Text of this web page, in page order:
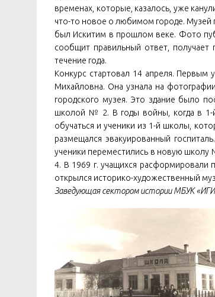
временах, которые, казалось, уже
что-то новое о любимом городе. Музей
был Искитим в прошлом веке. Фото
сообщит правильный ответ,
течение года.
Конкурс стартовал 14 апреля.
Михайловна. Она узнала на
городского музея. Это здание было
школой № 2. В годы войны, когда в 1-й
обучаться и ученики из 1-й школы,
размещался эвакуированный
ученики переместились в новую
4. В 1969 г. учащихся
открылся историко-художественный
Заведующая сектором истории МБУК